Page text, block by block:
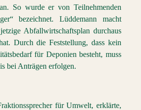
So wurde er von Teilnehmenden
bezeichnet. Lüddemann macht
Abfallwirtschaftsplan durchaus
Durch die Feststellung, dass kein
für Deponien besteht, muss
bei Anträgen erfolgen.
für Umwelt, erklärte,